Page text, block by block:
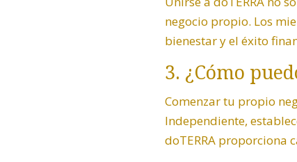
negocio propio. Los
bienestar y el éxito
3. ¿Cómo
Comenzar tu propio
Independiente,
doTERRA proporciona